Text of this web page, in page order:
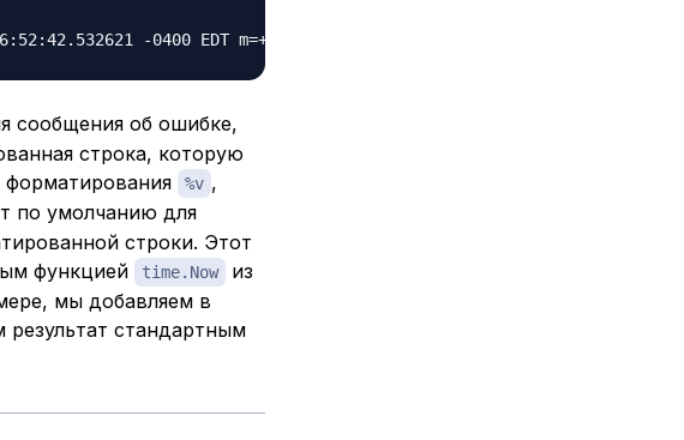
сообщения об ошибке,
строка, которую
%v ,
по умолчанию для
строки. Этот
функцией
time.Now
из
мы добавляем в
стандартным